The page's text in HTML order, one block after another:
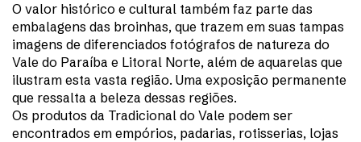
O valor histórico e cultural também faz parte das
embalagens das broinhas, que trazem em suas tampas
imagens de diferenciados fotógrafos de natureza do
Vale do Paraíba e Litoral Norte, além de aquarelas que
ilustram esta vasta região. Uma exposição permanente
que ressalta a beleza dessas regiões.
Os produtos da Tradicional do Vale podem ser
encontrados em empórios, padarias, rotisserias, lojas